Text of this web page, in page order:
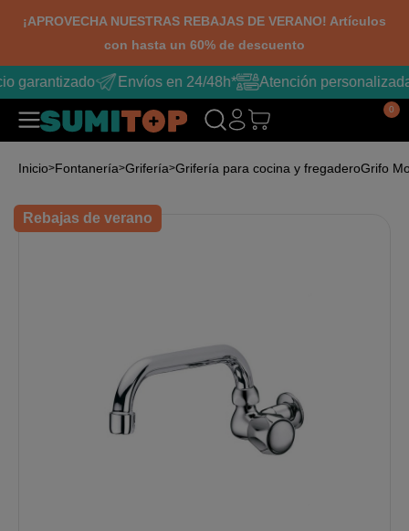
¡APROVECHA NUESTRAS REBAJAS DE VERANO! Artículos
con hasta un 60% de descuento
garantizado Envíos en 24/48h* Atención personalizada
0
Inicio Fontanería Grifería Grifería para cocina y fregaderoGrifo
Rebajas de verano